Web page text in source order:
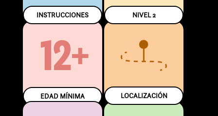
INSTRUCCIONES NIVEL2
12+
EDAD MÍNIMA LOCALIZACIÓN